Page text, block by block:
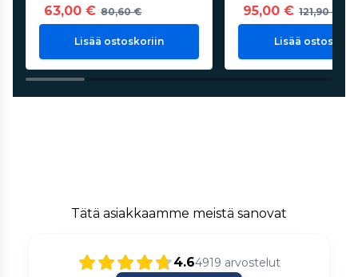
63,00 € 80,60 €
Lisää ostoskoriin
95,00 € 121,90 €
Lisää
Tätä asiakkaamme meistä sanovat
4.64919 arvostelut